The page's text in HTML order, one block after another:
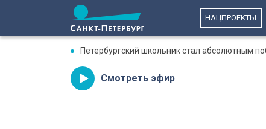
НАЦПРОЕКТЫ
Петербургский школьник стал абсолютным
Смотреть эфир